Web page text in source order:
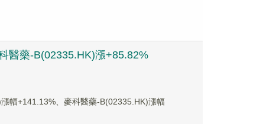
醫藥-B(02335.HK)漲+85.82%
幅+141.13%、麥科醫藥-B(02335.HK)漲幅